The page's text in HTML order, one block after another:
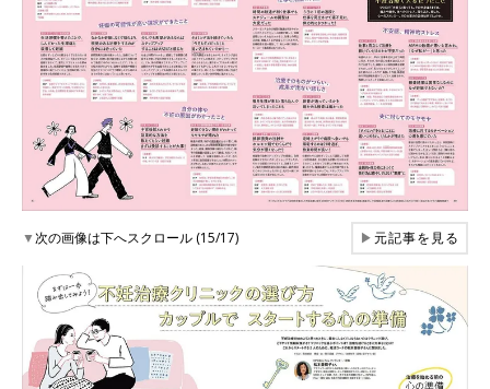
▼次の画像は下へスクロール (15/17) ▶元記事を見る